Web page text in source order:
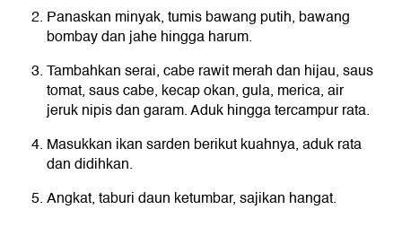
Panaskan minyak, tumis bawang putih, bawang
bombay dan jahe hingga harum.
Tambahkan serai, cabe rawit merah dan hijau, saus
tomat, saus cabe, kecap okan, gula, merica, air
jeruk nipis dan garam. Aduk hingga tercampur rata.
Masukkan ikan sarden berikut kuahnya, aduk rata
dan didihkan.
Angkat, taburi daun ketumbar, sajikan hangat.